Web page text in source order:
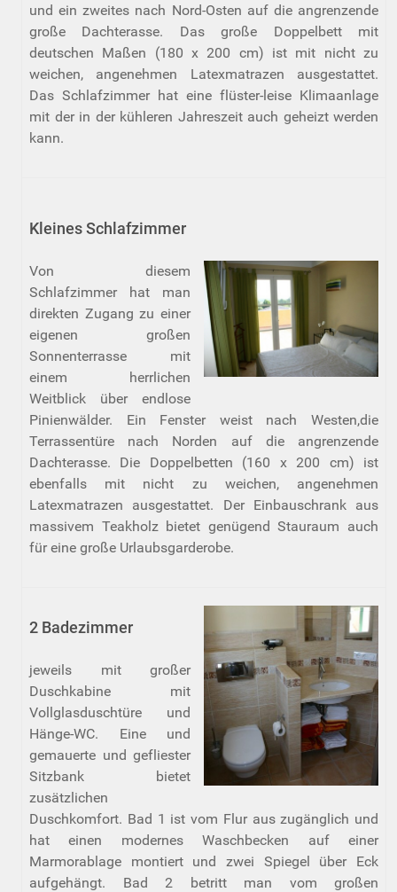
und ein zweites nach Nord-Osten auf die angrenzende
große Dachterasse. Das große Doppelbett mit
deutschen Maßen (180 x 200 cm) ist mit nicht zu
weichen, angenehmen Latexmatrazen ausgestattet.
Das Schlafzimmer hat eine flüster-leise Klimaanlage
mit der in der kühleren Jahreszeit auch geheizt werden
kann.
Kleines Schlafzimmer
Von diesem
Schlafzimmer hat man
direkten Zugang zu einer
eigenen großen
Sonnenterrasse mit
einem herrlichen
Weitblick über endlose
Pinienwälder. Ein Fenster weist nach Westen,die
Terrassentüre nach Norden auf die angrenzende
Dachterasse. Die Doppelbetten (160 x 200 cm) ist
ebenfalls mit nicht zu weichen, angenehmen
Latexmatrazen ausgestattet. Der Einbauschrank aus
massivem Teakholz bietet genügend Stauraum auch
für eine große Urlaubsgarderobe.
2 Badezimmer
jeweils mit großer
Duschkabine mit
Vollglasduschtüre und
Hänge-WC. Eine und
gemauerte und gefliester
Sitzbank bietet
zusätzlichen
Duschkomfort. Bad 1 ist vom Flur aus zugänglich und
hat einen modernes Waschbecken auf einer
Marmorablage montiert und zwei Spiegel über Eck
aufgehängt. Bad 2 betritt man vom großen